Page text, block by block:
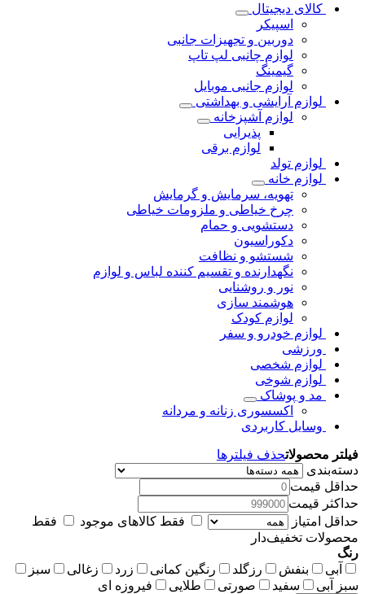
کالای دیجیتال
اسپیکر
دوربین و تجهیزات جانبی
لوازم چانبی لپ تاپ
گیمینگ
لوازم جانبی موبایل
لوازم آرایشی و بهداشتی
لوازم آشپزخانه
پذیرایی
لوازم برقی
لوازم تولد
لوازم خانه
تهویه، سرمایش و گرمایش
چرخ خیاطی و ملزومات خیاطی
دستشویی و حمام
دکوراسیون
شستشو و نظافت
نگهدارنده و تقسیم کننده لباس و لوازم
نور و روشنایی
هوشمند سازی
لوازم کودک
لوازم خودرو و سفر
ورزشی
لوازم شخصی
لوازم شوخی
مد و پوشاک
اکسسوری زنانه و مردانه
وسایل کاربردی
فیلتر محصولاتحذف فیلترها
دسته‌بندی
حداقل قیمت
حداکثر قیمت
حداقل امتیاز
فقط کالاهای موجود
فقط
محصولات تخفیف‌دار
رنگ
آبی
بنفش رزگلد رنگین کمانی زرد زغالی
سبز
سبز آبی
سفید صورتی طلایی فیروزه ای